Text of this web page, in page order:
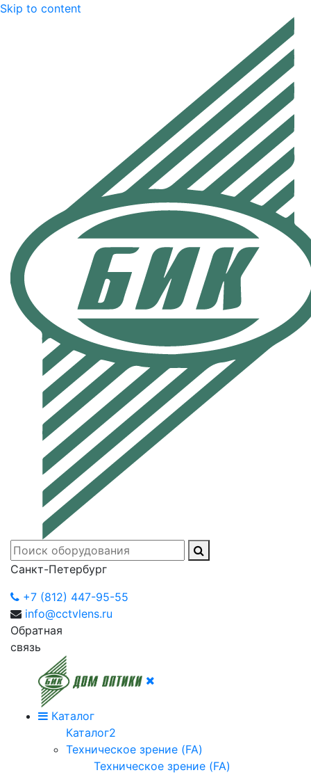
Skip to content
Санкт-Петербург
+7 (812) 447-95-55
info@cctvlens.ru
Обратная
связь
Каталог
Каталог2
Техническое зрение (FA)
Техническое зрение (FA)